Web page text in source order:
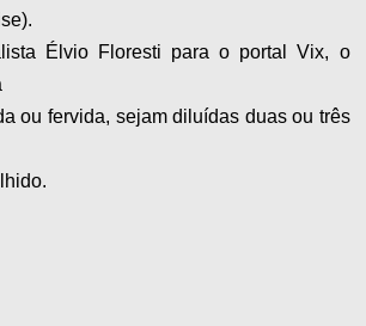
Élvio Floresti para o portal Vix, o
ou fervida, sejam diluídas duas ou três